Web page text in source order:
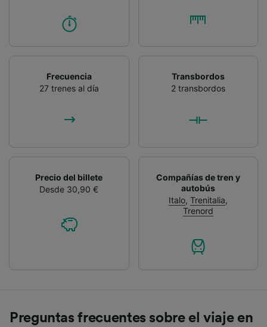
Frecuencia
27 trenes al día
Transbordos
2 transbordos
Precio del billete
Desde 30,90 €
Compañías de tren y
autobús
Italo, Trenitalia,
Trenord
Preguntas frecuentes sobre el viaje en